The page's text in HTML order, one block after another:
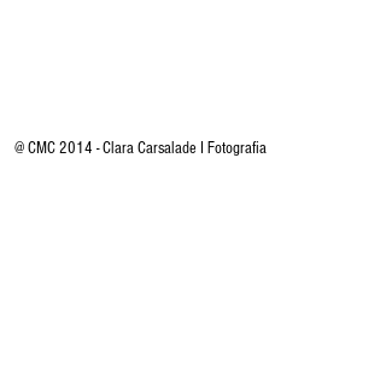
@ CMC 2014 - Clara Carsalade I Fotografia